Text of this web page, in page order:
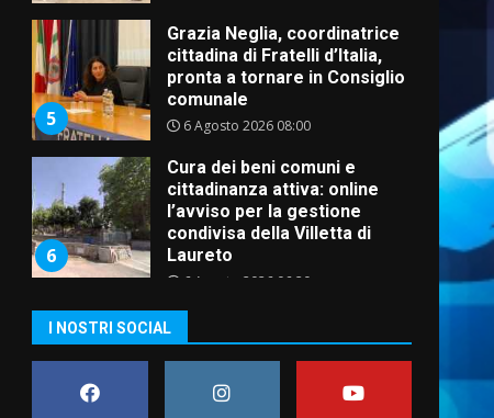
5
Grazia Neglia, coordinatrice
cittadina di Fratelli d’Italia,
pronta a tornare in Consiglio
comunale
6 Agosto 2026 08:00
6
Cura dei beni comuni e
cittadinanza attiva: online
l’avviso per la gestione
condivisa della Villetta di
Laureto
6 Agosto 2026 06:20
prima assoluta de “L’Albergo
Belvedere. Il rapimento”
6 Agosto 2026 06:15
I NOSTRI SOCIAL